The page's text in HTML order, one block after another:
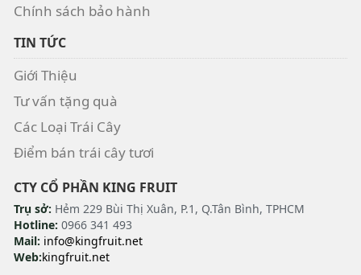
Chính sách bảo hành
TIN TỨC
Giới Thiệu
Tư vấn tặng quà
Các Loại Trái Cây
Điểm bán trái cây tươi
CTY CỔ PHẦN KING FRUIT
Trụ sở: Hẻm 229 Bùi Thị Xuân, P.1, Q.Tân Bình, TPHCM
Hotline: 0966 341 493
Mail: info@kingfruit.net
Web:kingfruit.net